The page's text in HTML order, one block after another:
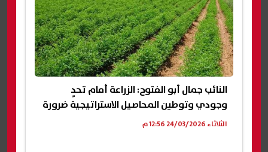
النائب جمال أبو الفتوح: الزراعة أمام تحدٍ
وجودي وتوطين المحاصيل الاستراتيجية ضرورة
الثلاثاء 24/03/2026 12:56 م